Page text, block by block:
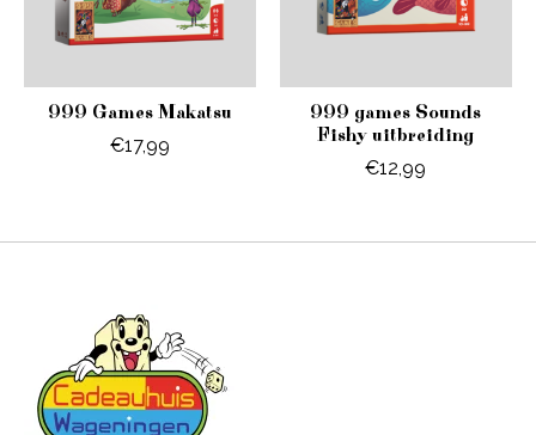
999 Games Makatsu
€17,99
999 games Sounds
Fishy uitbreiding
€12,99